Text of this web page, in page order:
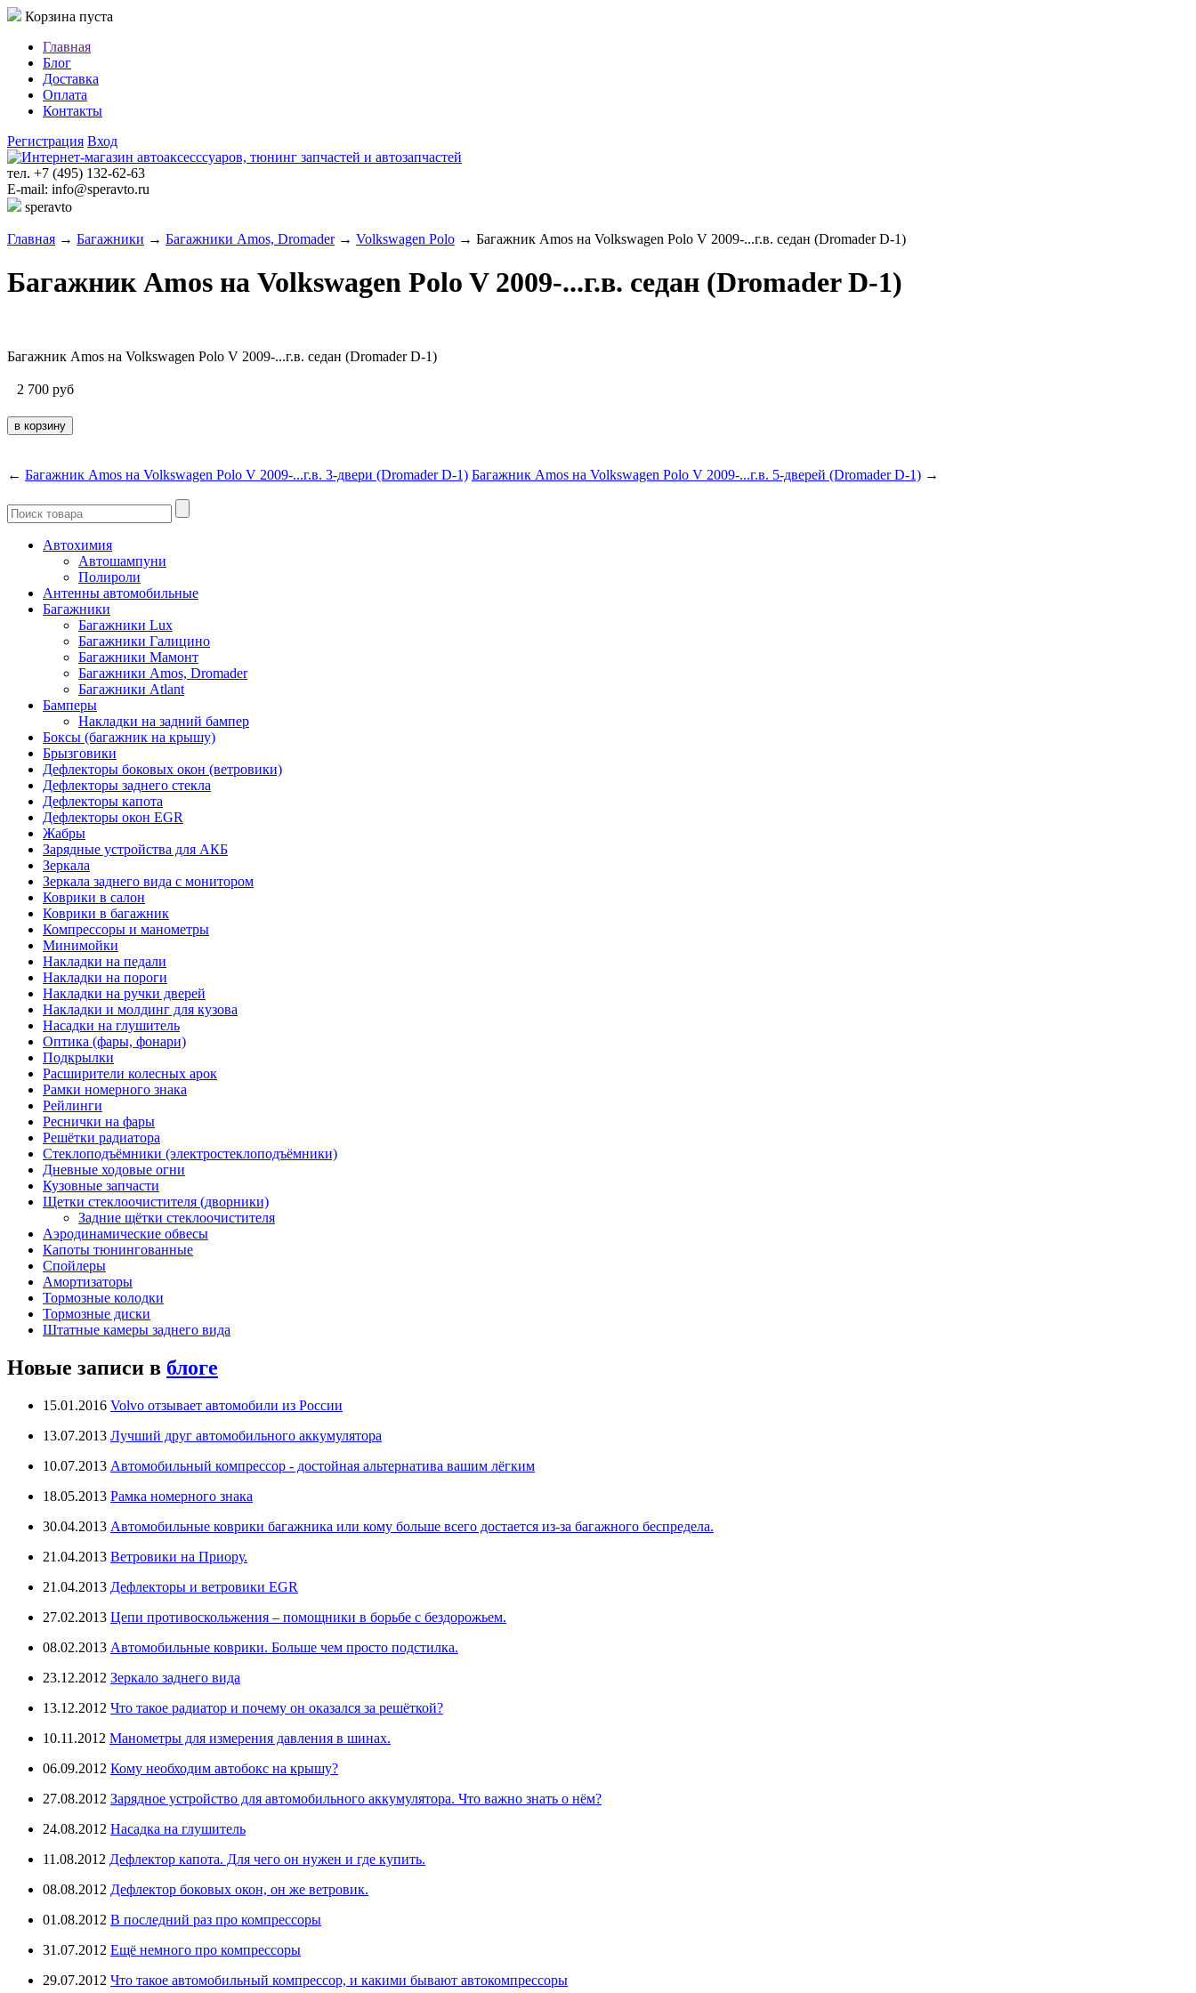
Корзина пуста
Главная
Блог
Доставка
Оплата
Контакты
Регистрация Вход
тел. +7 (495) 132-62-63
E-mail: info@speravto.ru
speravto
Главная → Багажники → Багажники Amos, Dromader→ Volkswagen Polo → Багажник Amos на Volkswagen Polo V 2009-...г.в. седан (Dromader D-1)
Багажник Amos на Volkswagen Polo V 2009-...г.в. седан (Dromader D-1)
Багажник Amos на Volkswagen Polo V 2009-...г.в. седан (Dromader D-1)
2 700 руб
← Багажник Amos на Volkswagen Polo V 2009-...г.в. 3-двери (Dromader D-1) Багажник Amos на Volkswagen Polo V 2009-...г.в. 5-дверей (Dromader D-1) →
Автохимия
Автошампуни
Полироли
Антенны автомобильные
Багажники
Багажники Lux
Багажники Галицино
Багажники Мамонт
Багажники Amos, Dromader
Багажники Atlant
Бамперы
Накладки на задний бампер
Боксы (багажник на крышу)
Брызговики
Дефлекторы боковых окон (ветровики)
Дефлекторы заднего стекла
Дефлекторы капота
Дефлекторы окон EGR
Жабры
Зарядные устройства для АКБ
Зеркала
Зеркала заднего вида с монитором
Коврики в салон
Коврики в багажник
Компрессоры и манометры
Минимойки
Накладки на педали
Накладки на пороги
Накладки на ручки дверей
Накладки и молдинг для кузова
Насадки на глушитель
Оптика (фары, фонари)
Подкрылки
Расширители колесных арок
Рамки номерного знака
Рейлинги
Реснички на фары
Решётки радиатора
Стеклоподъёмники (электростеклоподъёмники)
Дневные ходовые огни
Кузовные запчасти
Щетки стеклоочистителя (дворники)
Задние щётки стеклоочистителя
Аэродинамические обвесы
Капоты тюнингованные
Спойлеры
Амортизаторы
Тормозные колодки
Тормозные диски
Штатные камеры заднего вида
Новые записи в блоге
15.01.2016 Volvo отзывает автомобили из России
13.07.2013 Лучший друг автомобильного аккумулятора
10.07.2013 Автомобильный компрессор - достойная альтернатива вашим лёгким
18.05.2013 Рамка номерного знака
30.04.2013 Автомобильные коврики багажника или кому больше всего достается из-за багажного беспредела.
21.04.2013 Ветровики на Приору.
21.04.2013 Дефлекторы и ветровики EGR
27.02.2013 Цепи противоскольжения – помощники в борьбе с бездорожьем.
08.02.2013 Автомобильные коврики. Больше чем просто подстилка.
23.12.2012 Зеркало заднего вида
13.12.2012 Что такое радиатор и почему он оказался за решёткой?
10.11.2012 Манометры для измерения давления в шинах.
06.09.2012 Кому необходим автобокс на крышу?
27.08.2012 Зарядное устройство для автомобильного аккумулятора. Что важно знать о нём?
24.08.2012 Насадка на глушитель
11.08.2012 Дефлектор капота. Для чего он нужен и где купить.
08.08.2012 Дефлектор боковых окон, он же ветровик.
01.08.2012 В последний раз про компрессоры
31.07.2012 Ещё немного про компрессоры
29.07.2012 Что такое автомобильный компрессор, и какими бывают автокомпрессоры